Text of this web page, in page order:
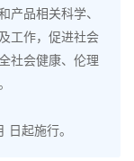
品相关科学、
工作，促进社会
社会健康、伦理
起施行。